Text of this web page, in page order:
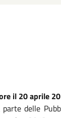
il 20 aprile
delle